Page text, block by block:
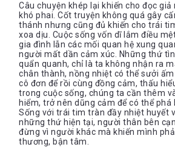
Câu chuyện khép lại khiến cho đọc
khó phai. Cốt truyện không quá gây
thánh nhưng cũng đủ khiến cho trái
xoa dịu. Cuộc sống vốn dĩ lắm điều
gia đình lẫn các mối quan hệ xung
người mất dần cảm xúc. Những thứ
quẩn quanh, chỉ là ta không nhận ra
chân thành, nồng nhiệt có thể sưởi
cô đơn để rồi cùng đồng cảm, thấu
trong cuộc sống, chúng ta cần thêm
hiểm, trở nên dũng cảm để có thể phá
Sống với trái tim tràn đầy nhiệt huyết
những thứ hiện tại, người thân bên
đừng vì người khác mà khiến mình
thương, bận tâm.